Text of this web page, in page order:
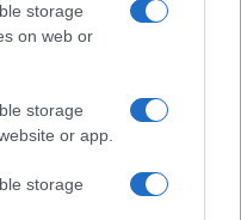
storage
on web or
storage
or app.
storage
ζήτησε από τον
για
στη Ρωσία
Ζελένσκι
των ΗΠΑ,
από άλλους
να